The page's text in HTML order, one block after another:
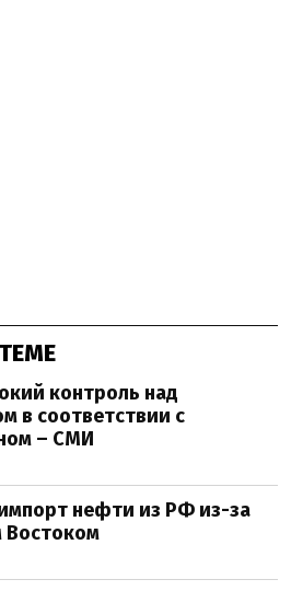
контроль над
в соответствии с
– СМИ
нефти из РФ из-за
Востоком